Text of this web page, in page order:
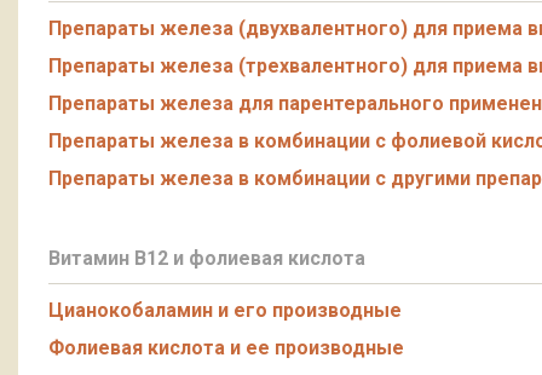
Препараты железа (двухвалентного) для приема
Препараты железа (трехвалентного) для приема
Препараты железа для парентерального
Препараты железа в комбинации с фолиевой
Препараты железа в комбинации с другими
Витамин B12 и фолиевая кислота
Цианокобаламин и его производные
Фолиевая кислота и ее производные